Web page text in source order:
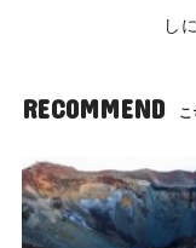
し
RECOMMEND